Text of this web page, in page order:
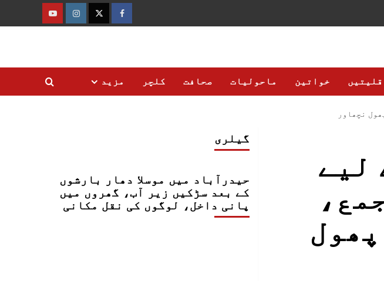
فیس
ٹوئٹرانسٹاگرام
یوٹیوب
خواتین ماحولیات صحافت کلچر مزید
نچھاور
لیے
گیلری
حیدرآباد میں موسلا دھار بارشوں
کے بعد سڑکیں زیر آب، گھروں میں
پانی داخل، لوگوں کی نقل مکانی